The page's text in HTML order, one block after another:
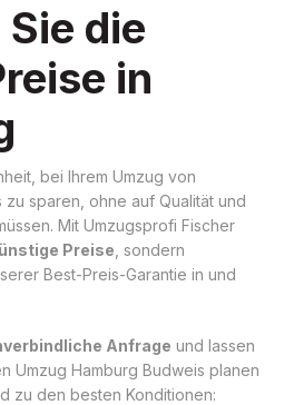
die
in
bei Ihrem Umzug von
sparen, ohne auf Qualität und
Mit Umzugsprofi Fischer
Preise , sondern
Best-Preis-Garantie in und
Anfrage und lassen
Umzug Hamburg Budweis planen
zu den besten Konditionen: